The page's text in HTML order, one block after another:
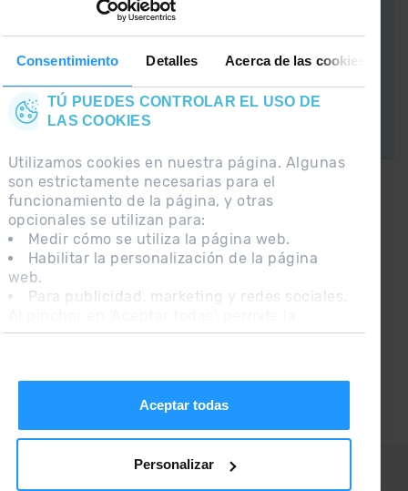
Consentimiento Detalles Acerca de las cookies
TÚ PUEDES CONTROLAR EL USO DE
LAS COOKIES
Utilizamos cookies en nuestra página. Algunas
son estrictamente necesarias para el
funcionamiento de la página, y otras
opcionales se utilizan para:
Medir cómo se utiliza la página web.
Habilitar la personalización de la página
web.
Para publicidad, marketing y redes sociales.
instalación de las cookies. Si prefieres
Aceptar todas
Personalizar
Ahora, lo más
importante en
tu bolsillo.
¡CONECTA CON
GRANDVALIRA!
Síguenos en las Redes Sociales y